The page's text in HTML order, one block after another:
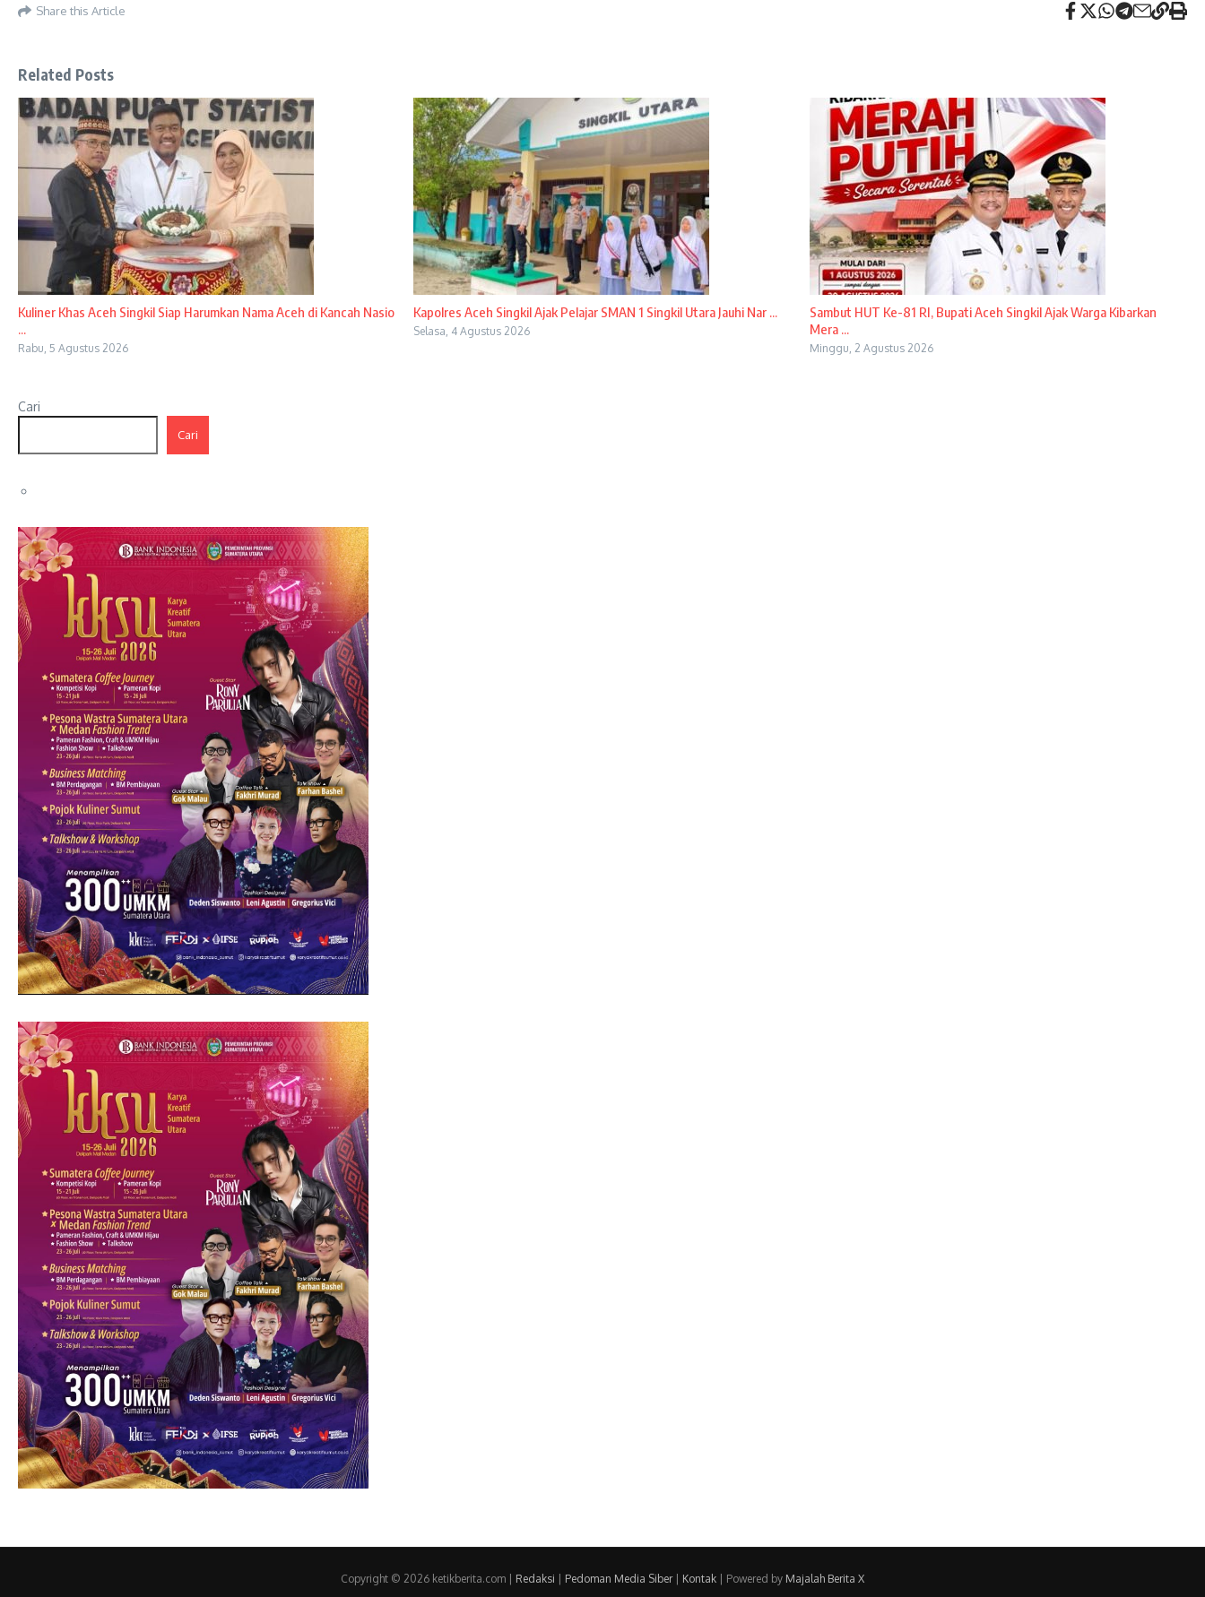
Share this Article
Related Posts
Kuliner Khas Aceh Singkil Siap Harumkan Nama Aceh di Kancah Nasio
...
Rabu, 5 Agustus 2026
Kapolres Aceh Singkil Ajak Pelajar SMAN 1 Singkil Utara Jauhi Nar ...
Selasa, 4 Agustus 2026
Sambut HUT Ke-81 RI, Bupati Aceh Singkil Ajak Warga Kibarkan
Mera ...
Minggu, 2 Agustus 2026
Cari
Cari
Copyright © 2026 ketikberita.com | Redaksi Pedoman Media Siber| Kontak | Powered by Majalah Berita X